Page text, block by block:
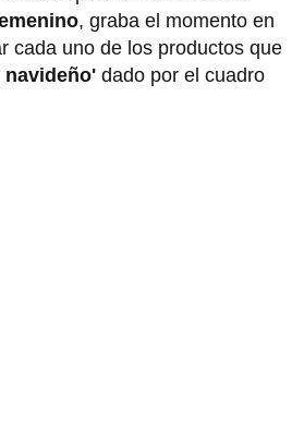
, graba el momento en
cada uno de los productos que
navideño' dado por el cuadro